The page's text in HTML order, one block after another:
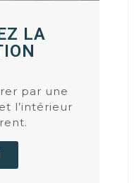
LA
par une
l’intérieur